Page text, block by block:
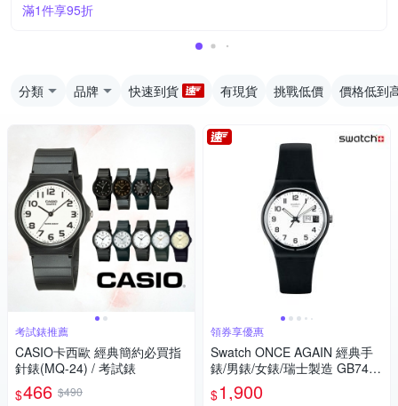
滿1件享95折
分類 品牌 快速到貨 有現貨 挑戰低價 價格低到
考試錶推薦
CASIO卡西歐 經典簡約必買指
針錶(MQ-24) / 考試錶
$466 $490
領券享優惠
Swatch ONCE AGAIN 經典手
錶/男錶/女錶/瑞士製造 GB743-
S26 (34mm)
$1,900